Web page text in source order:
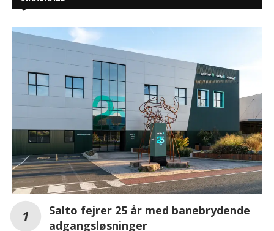
Salto fejrer 25 år med banebrydende
adgangsløsninger